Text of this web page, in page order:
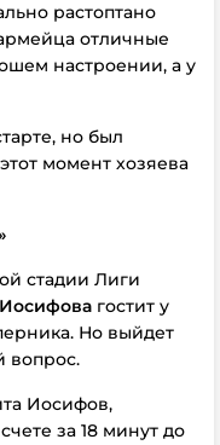
растоптано
отличные
настроении, а у
но был
момент хозяева
стадии Лиги
гостит у
Но выйдет
вопрос.
Иосифов,
за 18 минут до